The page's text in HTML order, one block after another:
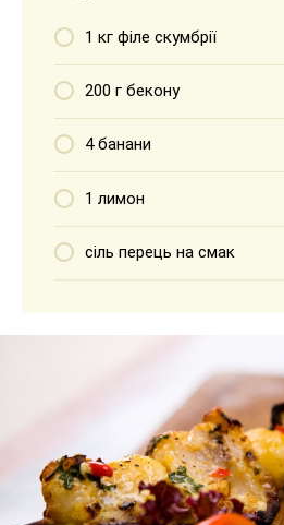
1 кг філе скумбрії
200 г бекону
4 банани
1 лимон
сіль перець на смак